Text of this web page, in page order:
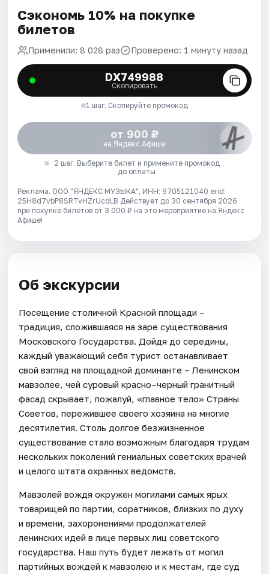
Сэкономь 10% на покупке
билетов
Применили: 8 028 раз Проверено: 1 минуту назад
DX749988
Скопировать
1 шаг. Скопируйте промокод
от 900 ₽
на Яндекс Афише
2 шаг. Выберите билет и примените промокод
до оплаты
Реклама. ООО "ЯНДЕКС МУЗЫКА", ИНН: 9705121040 erid:
25H8d7vbP8SRTvHZrUcdLB Действует до 30 сентября 2026
при покупке билетов от 3 000 ₽ на это мероприятие на Яндекс
Афише!
Об экскурсии
Посещение столичной Красной площади –
традиция, сложившаяся на заре существования
Московского Государства. Дойдя до середины,
каждый уважающий себя турист останавливает
свой взгляд на площадной доминанте – Ленинском
мавзолее, чей суровый красно–черный гранитный
фасад скрывает, пожалуй, «главное тело» Страны
Советов, пережившее своего хозяина на многие
десятилетия. Столь долгое безжизненное
существование стало возможным благодаря трудам
нескольких поколений гениальных советских врачей
и целого штата охранных ведомств.
Мавзолей вождя окружен могилами самых ярых
товарищей по партии, соратников, близких по духу
и времени, захоронениями продолжателей
ленинских идей в лице первых лиц советского
государства. Наш путь будет лежать от могил
партийных вождей к мавзолею и к местам, где суд